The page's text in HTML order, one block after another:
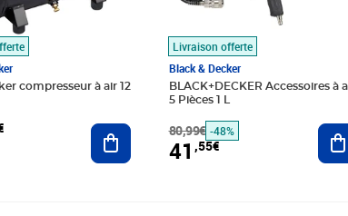
compresseur à air 12
Ajouter au panier
Livraison offerte
Black & Decker
BLACK+DECKER Accessoires à
5 Pièces 1 L
80,99€ -48%
41 ,55€